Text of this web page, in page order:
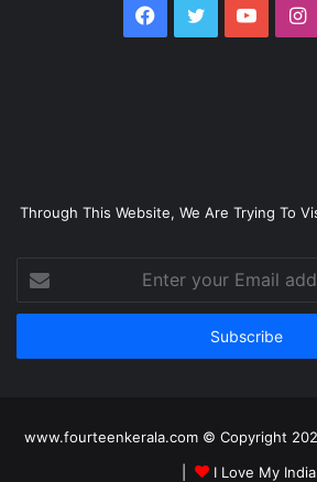
Facebook
Twitter
Through This Website, We Are Trying To
your
Email
www.fourteenkerala.com © Copyright
I Love My India